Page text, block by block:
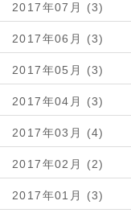
2017年07月 (3)
2017年06月 (3)
2017年05月 (3)
2017年04月 (3)
2017年03月 (4)
2017年02月 (2)
2017年01月 (3)